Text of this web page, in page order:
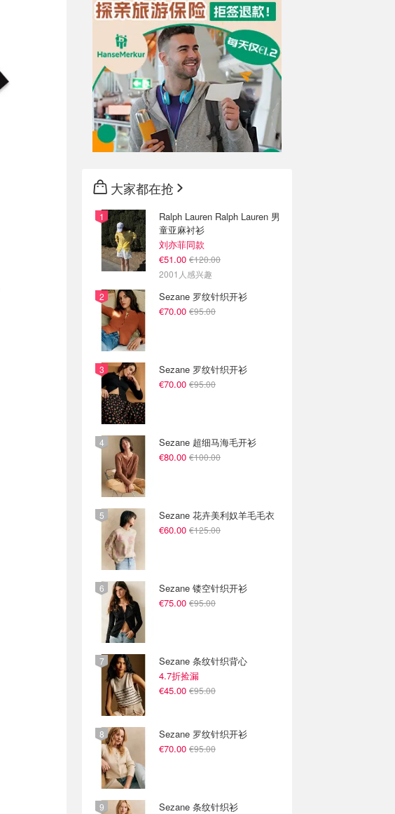
大家都在抢
Ralph Lauren Ralph Lauren 男
童亚麻衬衫
刘亦菲同款
€51.00 €120.00
2001人感兴趣
Sezane 罗纹针织开衫
€70.00 €95.00
Sezane 罗纹针织开衫
€70.00 €95.00
Sezane 超细马海毛开衫
€80.00 €100.00
Sezane 花卉美利奴羊毛毛衣
€60.00 €125.00
Sezane 镂空针织开衫
€75.00 €95.00
Sezane 条纹针织背心
4.7折捡漏
€45.00 €95.00
Sezane 罗纹针织开衫
€70.00 €95.00
Sezane 条纹针织衫